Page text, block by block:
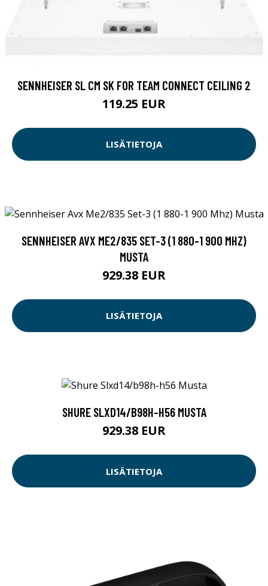
SENNHEISER SL CM SK FOR TEAM CONNECT CEILING 2
119.25 EUR
LISÄTIETOJA
SENNHEISER AVX ME2/835 SET-3 (1 880-1 900 MHZ)
MUSTA
929.38 EUR
LISÄTIETOJA
SHURE SLXD14/B98H-H56 MUSTA
929.38 EUR
LISÄTIETOJA